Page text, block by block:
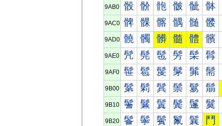
9AB0 骰 骱 骲 骳 骴 骵
9AC0 髀 髁 髂 髃 髄 髅
9AD0 髐 髑 髒 髓 體 髕
9AE0 髠 髡 髢 髣 髤 髥
9AF0 髰 髱 髲 髳 髴 髵
9B00 鬀 鬁 鬂 鬃 鬄 鬅
9B10 鬐 鬑 鬒 鬓 鬔 鬕
9B20 鬠 鬡 鬢 鬣 鬤 鬥